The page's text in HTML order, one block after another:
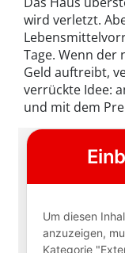
wird verletzt.
Tage. Wenn
Geld auftreibt,
verrückte Idee:
und mit dem